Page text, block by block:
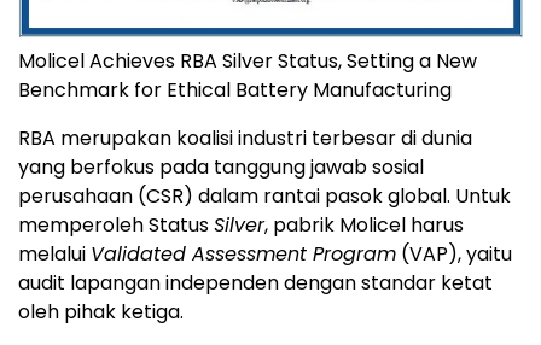
Molicel Achieves RBA Silver Status, Setting a New
Benchmark for Ethical Battery Manufacturing
RBA merupakan koalisi industri terbesar di dunia
yang berfokus pada tanggung jawab sosial
perusahaan (CSR) dalam rantai pasok global. Untuk
memperoleh StatusSilver, pabrik Molicel harus
melalui Validated Assessment Program (VAP), yaitu
audit lapangan independen dengan standar ketat
oleh pihak ketiga.